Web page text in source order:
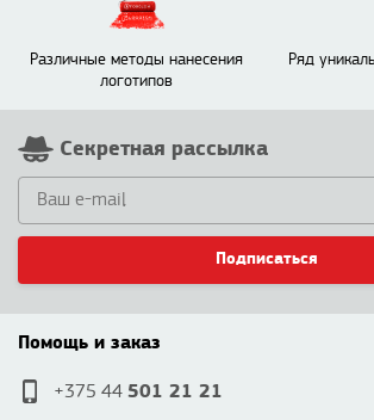
Различные методы нанесения
логотипов
Ряд
Секретная рассылка
Подписаться
Помощь и заказ
+375 44 501 21 21